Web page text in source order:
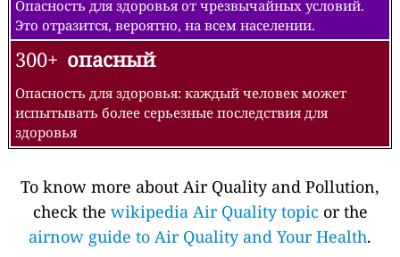
Опасность для здоровья от чрезвычайных условий.
Это отразится, вероятно, на всем населении.
300+ опасный
Опасность для здоровья: каждый человек может
испытывать более серьезные последствия для
здоровья
To know more about Air Quality and Pollution,
check the wikipedia Air Quality topic or the
airnow guide to Air Quality and Your Health.